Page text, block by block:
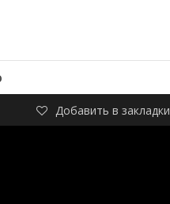
Добавить в закладки